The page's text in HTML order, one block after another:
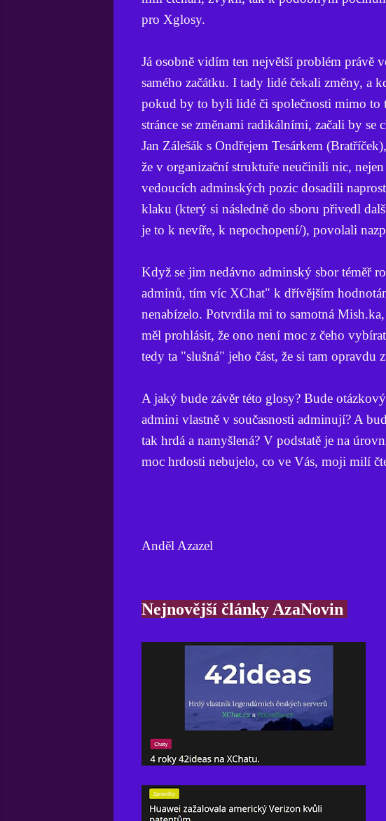
pro Xglosy.
Já osobně vidím ten největší problém právě
samého začátku. I tady lidé čekali změny, a
pokud by to byli lidé či společnosti mimo
stránce se změnami radikálními, začali by
Jan Zálešák s Ondřejem Tesárkem
že v organizační struktuře neučinili nic,
vedoucích adminských pozic dosadili
klaku (který si následně do sboru přivedl
je to k nevíře, k nepochopení/), povolali
Když se jim nedávno adminský sbor téměř
adminů, tím víc XChat" k dřívějším
nenabízelo. Potvrdila mi to samotná
měl prohlásit, že ono není moc z čeho
tedy ta "slušná" jeho část, že si tam opravdu
A jaký bude závěr této glosy? Bude
admini vlastně v současnosti adminují? A
tak hrdá a namyšlená? V podstatě je na
moc hrdosti nebujelo, co ve Vás, moji milí
Anděl Azazel
Nejnovější články AzaNovin